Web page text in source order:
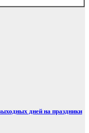
дней на праздники